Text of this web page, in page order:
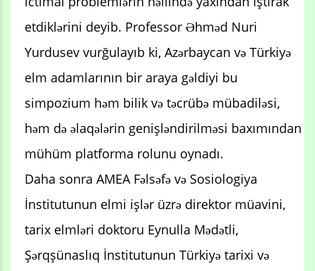
etdiklərini deyib. Professor Əhməd Nuri
Yurdusev vurğulayıb ki, Azərbaycan və Türkiyə
elm adamlarının bir araya gəldiyi bu
simpozium həm bilik və təcrübə mübadiləsi,
həm də əlaqələrin genişləndirilməsi baxımından
mühüm platforma rolunu oynadı.
Daha sonra AMEA Fəlsəfə və Sosiologiya
İnstitutunun elmi işlər üzrə direktor müavini,
tarix elmləri doktoru Eynulla Mədətli,
Şərqşünaslıq İnstitutunun Türkiyə tarixi və